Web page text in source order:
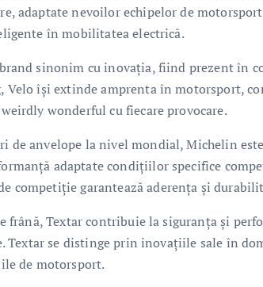
adaptate nevoilor echipelor de
în mobilitatea electrică.
sinonim cu inovația, fiind prezent în
Velo își extinde amprenta în motorsport,
wonderful cu fiecare provocare.
de anvelope la nivel mondial, Michelin
adaptate condițiilor specifice
competiție garantează aderența și
frână, Textar contribuie la siguranța și
se distinge prin inovațiile sale în
de motorsport.